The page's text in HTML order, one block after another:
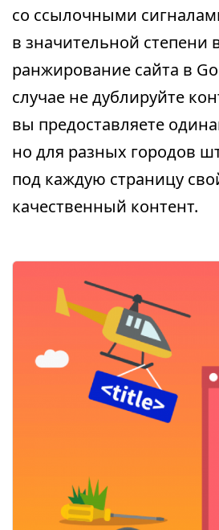
со ссылочными
в значительной степени
ранжирование сайта в
случае не дублируйте
вы предоставляете
но для разных городов
под каждую страницу
качественный контент.